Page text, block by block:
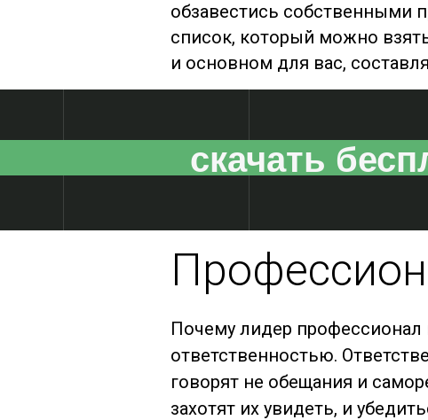
обзавестись собственными
список, который можно
и основном для вас,
скачать
Почему лидер профессионал
ответственностью.
говорят не обещания и
захотят их увидеть, и